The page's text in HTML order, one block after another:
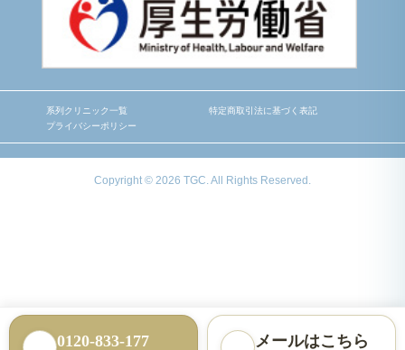
系列クリニック一覧
特定商取引法に基づく表記
プライバシーポリシー
Copyright © 2026 TGC. All Rights Reserved.
0120-833-177 メールはこちら